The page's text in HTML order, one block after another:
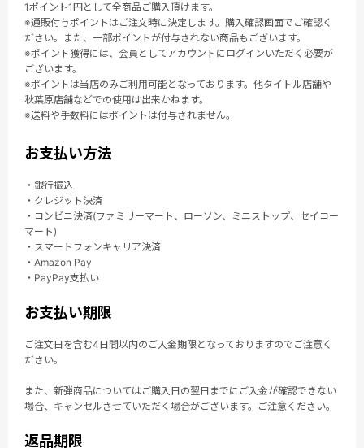
1ポイント1円として全商品ご購入頂けます。
※通販付与ポイントはご注文時に決定します。購入確認画面でご確認く
ださい。また、一部ポイントが付与されない商品もございます。
※ポイント獲得には、会員としてアカウントにログインいただく必要が
ございます。
※ポイントは当店のみご利用可能となっております。他タイトル店舗や
秋葉原店舗などでの使用は出来かねます。
※送料や手数料にはポイントは付与されません。
お支払い方法
・銀行振込
・クレジット決済
・コンビニ決済(ファミリーマート、ローソン、ミニストップ、セイコー
マート)
・スマートフォンキャリア決済
・Amazon Pay
・PayPay支払い
お支払い期限
ご注文日を含む4日間以内のご入金期限となっておりますのでご注意く
ださい。
また、新弾商品についてはご購入日の翌日までにご入金が確認できない
場合、キャンセルさせていただく場合がございます。ご注意ください。
返品期限